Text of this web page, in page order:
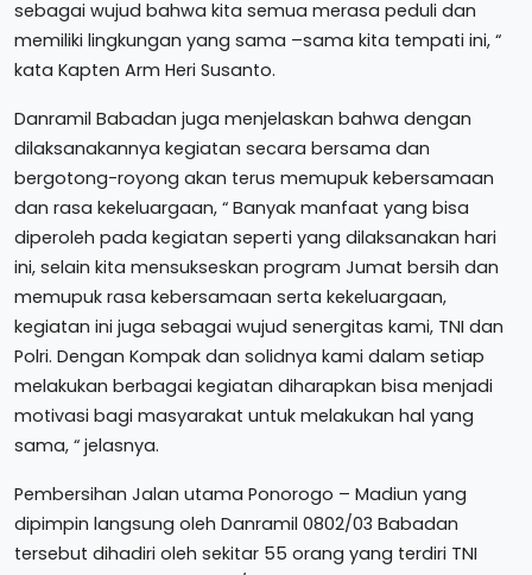
sebagai wujud bahwa kita semua merasa peduli dan
memiliki lingkungan yang sama –sama kita tempati ini, “
kata Kapten Arm Heri Susanto.
Danramil Babadan juga menjelaskan bahwa dengan
dilaksanakannya kegiatan secara bersama dan
bergotong-royong akan terus memupuk kebersamaan
dan rasa kekeluargaan, “ Banyak manfaat yang bisa
diperoleh pada kegiatan seperti yang dilaksanakan hari
ini, selain kita mensukseskan program Jumat bersih dan
memupuk rasa kebersamaan serta kekeluargaan,
kegiatan ini juga sebagai wujud senergitas kami, TNI dan
Polri. Dengan Kompak dan solidnya kami dalam setiap
melakukan berbagai kegiatan diharapkan bisa menjadi
motivasi bagi masyarakat untuk melakukan hal yang
sama, “ jelasnya.
Pembersihan Jalan utama Ponorogo – Madiun yang
dipimpin langsung oleh Danramil 0802/03 Babadan
tersebut dihadiri oleh sekitar 55 orang yang terdiri TNI